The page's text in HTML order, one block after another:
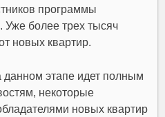
программы
более трех тысяч
новых квартир.
данном этапе идет полным
некоторые
новых квартир